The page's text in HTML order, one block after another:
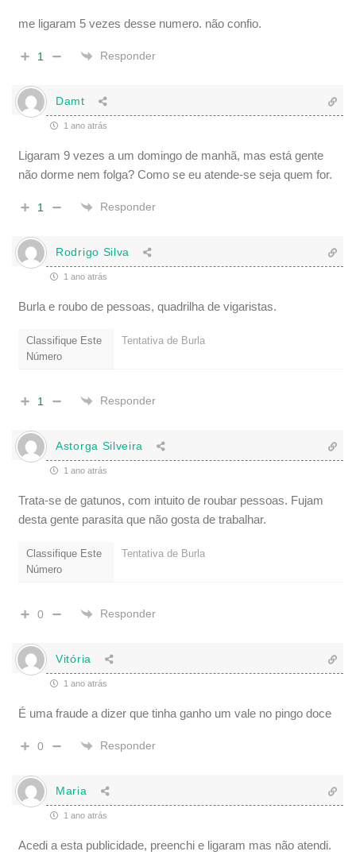
me ligaram 5 vezes desse numero. não confio.
1 Responder
Damt
1 ano atrás
Ligaram 9 vezes a um domingo de manhã, mas está gente
não dorme nem folga? Como se eu atende-se seja quem for.
1 Responder
Rodrigo Silva
1 ano atrás
Burla e roubo de pessoas, quadrilha de vigaristas.
Classifique Este
Número
Tentativa de Burla
1 Responder
Astorga Silveira
1 ano atrás
Trata-se de gatunos, com intuito de roubar pessoas. Fujam
desta gente parasita que não gosta de trabalhar.
Classifique Este
Número
Tentativa de Burla
0 Responder
Vitória
1 ano atrás
É uma fraude a dizer que tinha ganho um vale no pingo doce
0 Responder
Maria
1 ano atrás
Acedi a esta publicidade, preenchi e ligaram mas não atendi.